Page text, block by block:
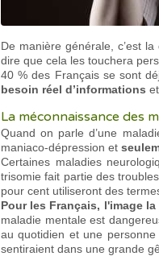
De manière générale, c’est la
dire que cela les touchera
40 % des Français se sont
besoin réel d’informations
La méconnaissance des
Quand on parle d’une
maniaco-dépression et
Certaines maladies
trisomie fait partie des
pour cent utiliseront des
Pour les Français, l'image
maladie mentale est
au quotidien et une
sentiraient dans une grande